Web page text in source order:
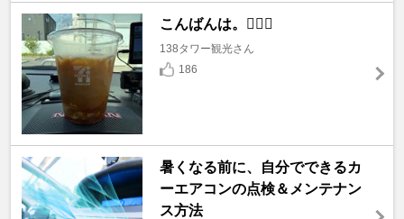
こんばんは。🙇🏼‍♂️
138タワー観光さん
186
暑くなる前に、自分でできるカ
ーエアコンの点検＆メンテナン
ス方法